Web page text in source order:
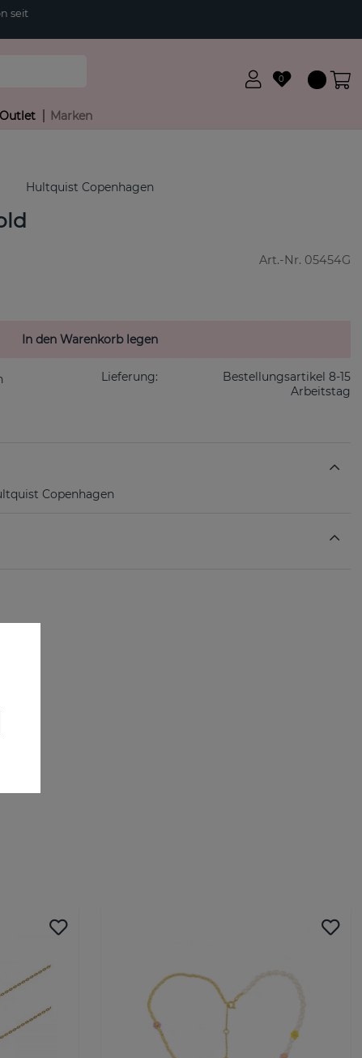
seit
0
Outlet Marken
Hultquist Copenhagen
Art.-Nr. 05454G
In den Warenkorb legen
Lieferung:
Bestellungsartikel 8-15
Arbeitstag
Copenhagen